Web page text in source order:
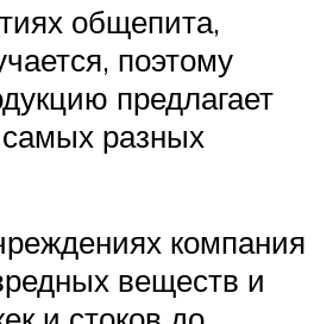
общепита,
поэтому
предлагает
разных
компания
веществ и